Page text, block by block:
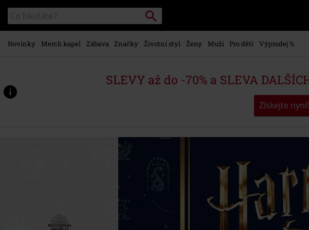
hlavnímu
obsahu
Katalog
vyhledávání
Vyhledávání
Novinky Merch kapel Zábava Značky Životní styl Ženy Muži Pro děti Výprodej %
SLEVY až do -70% a SLEVA
Získejte nyní!